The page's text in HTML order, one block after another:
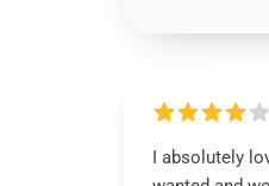
I absolutely